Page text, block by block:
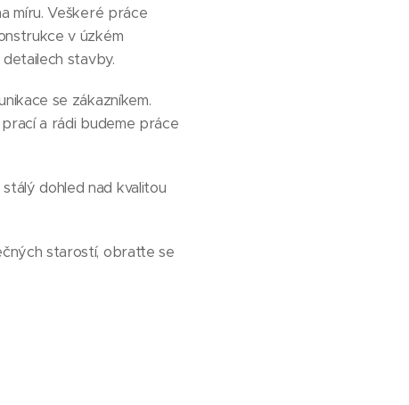
míru. Veškeré práce
v úzkém
stavby.
se zákazníkem.
a rádi budeme práce
dohled nad kvalitou
starostí, obraťte se